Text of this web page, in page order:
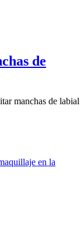
de
manchas de labial